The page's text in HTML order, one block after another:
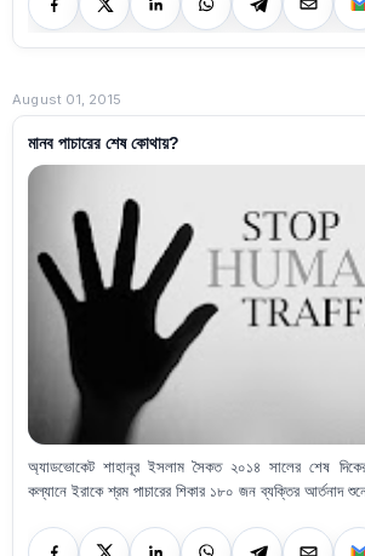
August 01, 2015
মানব পাচারের শেষ কোথায়?
অ্যাডভোকেট শাহানূর ইসলাম সৈকত ২০১৪ সালের শেষ দিকের কথা? সেসময় গণমাধ্যমের
কল্যানে ইরাকে শ্রম পাচারের শিকার ১৮০ জন ব্যক্তির আর্তনাদ